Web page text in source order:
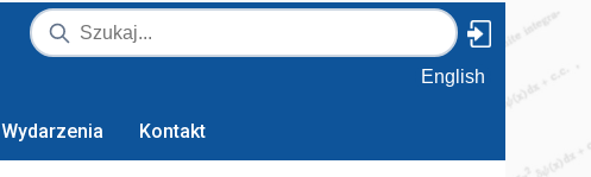
English
Wydarzenia Kontakt